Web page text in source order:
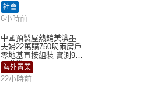
社會
6小時前
中國預製屋熱銷美澳墨
夫婦22萬購750呎兩房戶
零地基直接組裝 實測9個
月激讚
海外置業
22小時前